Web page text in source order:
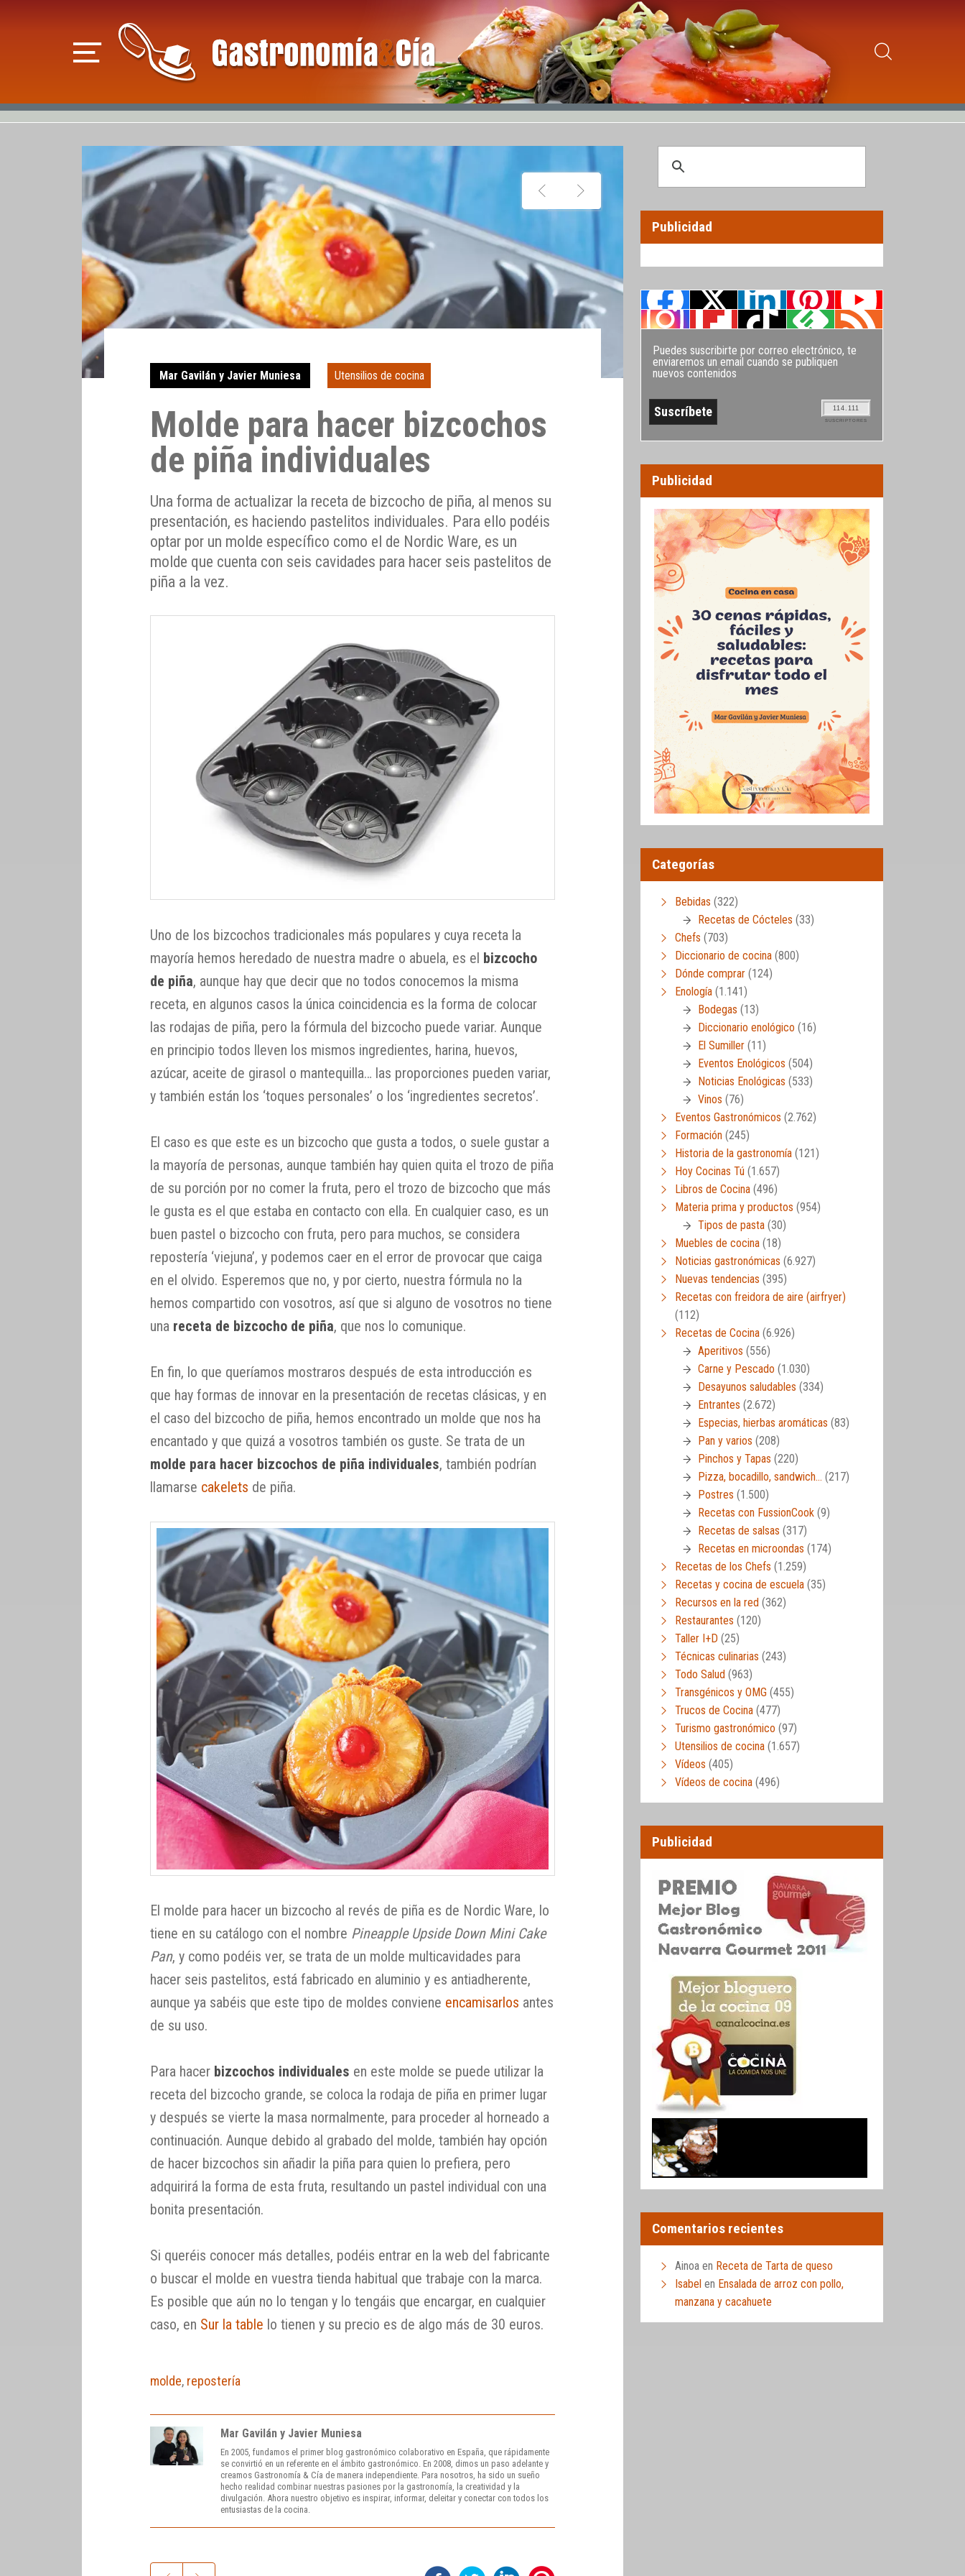
Mar Gavilán y Javier Muniesa Utensilios de cocina
Molde para hacer bizcochos
de piña individuales
Una forma de actualizar la receta de bizcocho de piña, al menos su
presentación, es haciendo pastelitos individuales. Para ello podéis
optar por un molde específico como el de Nordic Ware, es un
molde que cuenta con seis cavidades para hacer seis pastelitos de
piña a la vez.
Uno de los bizcochos tradicionales más populares y cuya receta la
mayoría hemos heredado de nuestra madre o abuela, es el bizcocho
de piña, aunque hay que decir que no todos conocemos la misma
receta, en algunos casos la única coincidencia es la forma de colocar
las rodajas de piña, pero la fórmula del bizcocho puede variar. Aunque
en principio todos lleven los mismos ingredientes, harina, huevos,
azúcar, aceite de girasol o mantequilla… las proporciones pueden variar,
y también están los ‘toques personales’ o los ‘ingredientes secretos’.
El caso es que este es un bizcocho que gusta a todos, o suele gustar a
la mayoría de personas, aunque también hay quien quita el trozo de piña
de su porción por no comer la fruta, pero el trozo de bizcocho que más
le gusta es el que estaba en contacto con ella. En cualquier caso, es un
buen pastel o bizcocho con fruta, pero para muchos, se considera
repostería ‘viejuna’, y podemos caer en el error de provocar que caiga
en el olvido. Esperemos que no, y por cierto, nuestra fórmula no la
hemos compartido con vosotros, así que si alguno de vosotros no tiene
una receta de bizcocho de piña, que nos lo comunique.
En fin, lo que queríamos mostraros después de esta introducción es
que hay formas de innovar en la presentación de recetas clásicas, y en
el caso del bizcocho de piña, hemos encontrado un molde que nos ha
encantado y que quizá a vosotros también os guste. Se trata de un
molde para hacer bizcochos de piña individuales, también podrían
llamarse cakelets de piña.
El molde para hacer un bizcocho al revés de piña es de Nordic Ware, lo
tiene en su catálogo con el nombre Pineapple Upside Down Mini Cake
Pan, y como podéis ver, se trata de un molde multicavidades para
hacer seis pastelitos, está fabricado en aluminio y es antiadherente,
aunque ya sabéis que este tipo de moldes conviene encamisarlos antes
de su uso.
Para hacer bizcochos individuales en este molde se puede utilizar la
receta del bizcocho grande, se coloca la rodaja de piña en primer lugar
y después se vierte la masa normalmente, para proceder al horneado a
continuación. Aunque debido al grabado del molde, también hay opción
de hacer bizcochos sin añadir la piña para quien lo prefiera, pero
adquirirá la forma de esta fruta, resultando un pastel individual con una
bonita presentación.
Si queréis conocer más detalles, podéis entrar en la web del fabricante
o buscar el molde en vuestra tienda habitual que trabaje con la marca.
Es posible que aún no lo tengan y lo tengáis que encargar, en cualquier
caso, en Sur la table lo tienen y su precio es de algo más de 30 euros.
molde, repostería
Mar Gavilán y Javier Muniesa
En 2005, fundamos el primer blog gastronómico colaborativo en España, que rápidamente
se convirtió en un referente en el ámbito gastronómico. En 2008, dimos un paso adelante y
creamos Gastronomía & Cía de manera independiente. Para nosotros, ha sido un sueño
hecho realidad combinar nuestras pasiones por la gastronomía, la creatividad y la
divulgación. Ahora nuestro objetivo es inspirar, informar, deleitar y conectar con todos los
entusiastas de la cocina.
Publicidad
Puedes suscribirte por correo electrónico, te
enviaremos un email cuando se publiquen
nuevos contenidos
114.111
SUSCRIPTORES
Publicidad
Categorías
Bebidas (322)
Recetas de Cócteles (33)
Chefs (703)
Diccionario de cocina (800)
Dónde comprar (124)
Enología (1.141)
Bodegas (13)
Diccionario enológico (16)
El Sumiller (11)
Eventos Enológicos (504)
Noticias Enológicas (533)
Vinos (76)
Eventos Gastronómicos (2.762)
Formación (245)
Historia de la gastronomía (121)
Hoy Cocinas Tú (1.657)
Libros de Cocina (496)
Materia prima y productos (954)
Tipos de pasta (30)
Muebles de cocina (18)
Noticias gastronómicas (6.927)
Nuevas tendencias (395)
Recetas con freidora de aire (airfryer)
(112)
Recetas de Cocina (6.926)
Aperitivos (556)
Carne y Pescado (1.030)
Desayunos saludables (334)
Entrantes (2.672)
Especias, hierbas aromáticas (83)
Pan y varios (208)
Pinchos y Tapas (220)
Pizza, bocadillo, sandwich… (217)
Postres (1.500)
Recetas con FussionCook (9)
Recetas de salsas (317)
Recetas en microondas (174)
Recetas de los Chefs (1.259)
Recetas y cocina de escuela (35)
Recursos en la red (362)
Restaurantes (120)
Taller I+D (25)
Técnicas culinarias (243)
Todo Salud (963)
Transgénicos y OMG (455)
Trucos de Cocina (477)
Turismo gastronómico (97)
Utensilios de cocina (1.657)
Vídeos (405)
Vídeos de cocina (496)
Publicidad
Comentarios recientes
Ainoa en Receta de Tarta de queso
Isabel en Ensalada de arroz con pollo,
manzana y cacahuete